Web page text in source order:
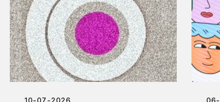
10-07-2026